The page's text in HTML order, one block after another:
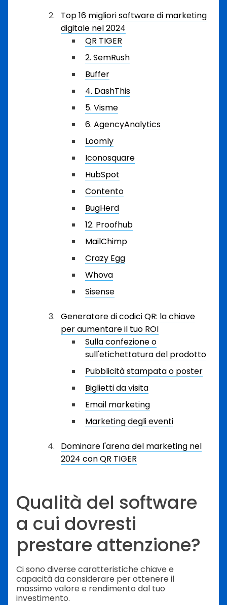
Top 16 migliori software di marketing
digitale nel 2024
QR TIGER
2. SemRush
Buffer
4. DashThis
5. Visme
6. AgencyAnalytics
Loomly
Iconosquare
HubSpot
Contento
BugHerd
12. Proofhub
MailChimp
Crazy Egg
Whova
Sisense
Generatore di codici QR: la chiave
per aumentare il tuo ROI
Sulla confezione o
sull'etichettatura del prodotto
Pubblicità stampata o poster
Biglietti da visita
Email marketing
Marketing degli eventi
Dominare l'arena del marketing nel
2024 con QR TIGER
Qualità del software
a cui dovresti
prestare attenzione?
Ci sono diverse caratteristiche chiave e
capacità da considerare per ottenere il
massimo valore e rendimento dal tuo
investimento.